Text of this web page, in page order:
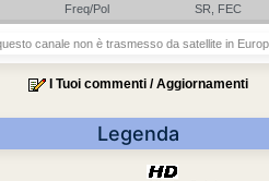
Freq/Pol SR, FEC
canale non è trasmesso da satellite in
I Tuoi commenti / Aggiornamenti
Legenda